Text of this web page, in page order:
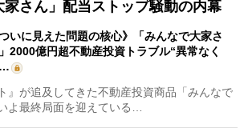
家さん」配当ストップ騒動の内幕
ついに見えた問題の核心》「みんなで大家さ
2000億円超不動産投資トラブル“異常なく
』が追及してきた不動産投資商品「みんなで
よ最終局面を迎えている…